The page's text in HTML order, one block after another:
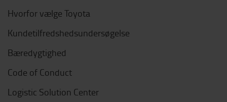
Hvorfor vælge Toyota
Kundetilfredshedsundersøgelse
Bæredygtighed
Code of Conduct
Logistic Solution Center